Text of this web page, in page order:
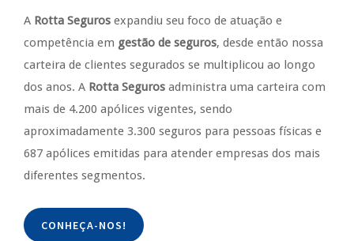
A Rotta Seguros expandiu seu foco de atuação e
competência em gestão de seguros, desde então nossa
carteira de clientes segurados se multiplicou ao longo
dos anos. A Rotta Seguros administra uma carteira com
mais de 4.200 apólices vigentes, sendo
aproximadamente 3.300 seguros para pessoas físicas e
687 apólices emitidas para atender empresas dos mais
diferentes segmentos.
CONHEÇA-NOS!